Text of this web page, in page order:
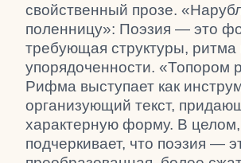
свойственный прозе.
поленницу»: Поэзия — это
требующая структуры, ритма
упорядоченности. «Топором
Рифма выступает как
организующий текст,
характерную форму. В
подчеркивает, что поэзия —